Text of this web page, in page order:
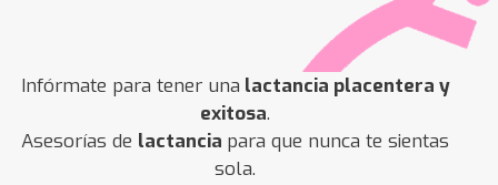
Infórmate para tener una lactancia placentera y
exitosa.
Asesorías de lactancia para que nunca te sientas
sola.